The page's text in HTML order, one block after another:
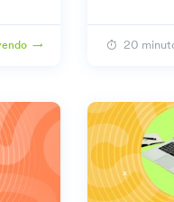
20